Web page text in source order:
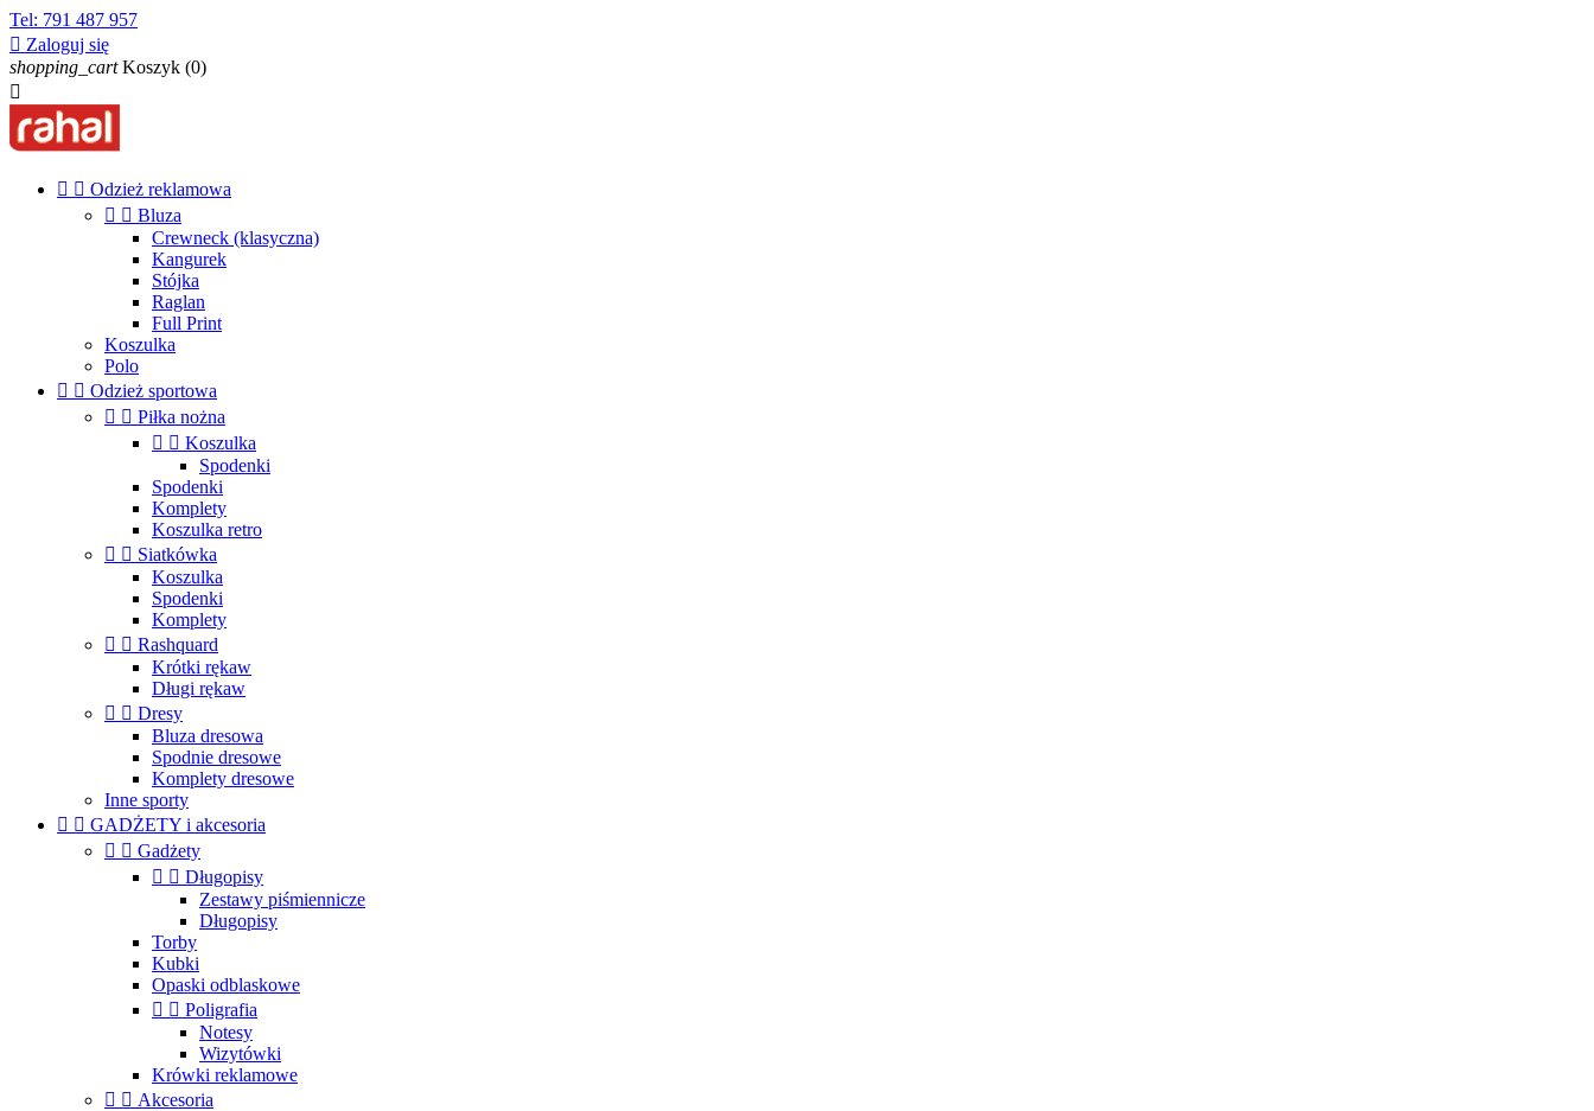
Tel: 791 487 957
 Zaloguj się
shopping_cart Koszyk (0)

  Odzież reklamowa
  Bluza
Crewneck (klasyczna)
Kangurek
Stójka
Raglan
Full Print
Koszulka
Polo
  Odzież sportowa
  Piłka nożna
  Koszulka
Spodenki
Spodenki
Komplety
Koszulka retro
  Siatkówka
Koszulka
Spodenki
Komplety
  Rashquard
Krótki rękaw
Długi rękaw
  Dresy
Bluza dresowa
Spodnie dresowe
Komplety dresowe
Inne sporty
  GADŻETY i akcesoria
  Gadżety
  Długopisy
Zestawy piśmiennicze
Długopisy
Torby
Kubki
Opaski odblaskowe
  Poligrafia
Notesy
Wizytówki
Krówki reklamowe
  Akcesoria